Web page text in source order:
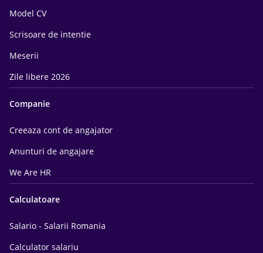
Model CV
Scrisoare de intentie
Meserii
Zile libere 2026
Companie
Creeaza cont de angajator
Anunturi de angajare
We Are HR
Calculatoare
Salario - Salarii Romania
Calculator salariu